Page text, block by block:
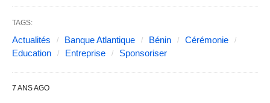
TAGS:
Actualités Banque Atlantique Bénin
Cérémonie
Education
Entreprise Sponsoriser
7 ANS AGO